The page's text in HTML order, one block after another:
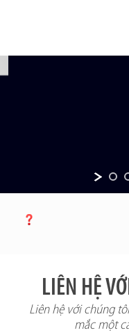
LIÊN HỆ
Liên hệ với chúng
mắc một